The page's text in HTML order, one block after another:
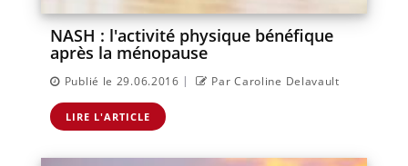
NASH : l'activité physique bénéfique
après la ménopause
Publié le 29.06.2016 | Par Caroline Delavault
LIRE L'ARTICLE